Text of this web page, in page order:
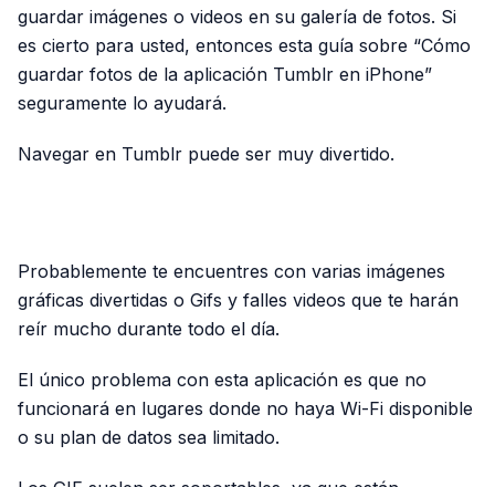
guardar imágenes o videos en su galería de fotos. Si
es cierto para usted, entonces esta guía sobre “Cómo
guardar fotos de la aplicación Tumblr en iPhone”
seguramente lo ayudará.
Navegar en Tumblr puede ser muy divertido.
Probablemente te encuentres con varias imágenes
gráficas divertidas o Gifs y falles videos que te harán
reír mucho durante todo el día.
El único problema con esta aplicación es que no
funcionará en lugares donde no haya Wi-Fi disponible
o su plan de datos sea limitado.